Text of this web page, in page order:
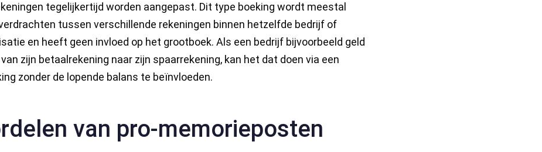
tegelijkertijd worden aangepast. Dit type boeking wordt meestal
tussen verschillende rekeningen binnen hetzelfde bedrijf of
en heeft geen invloed op het grootboek. Als een bedrijf bijvoorbeeld geld
zijn betaalrekening naar zijn spaarrekening, kan het dat doen via een
zonder de lopende balans te beïnvloeden.
van pro-memorieposten